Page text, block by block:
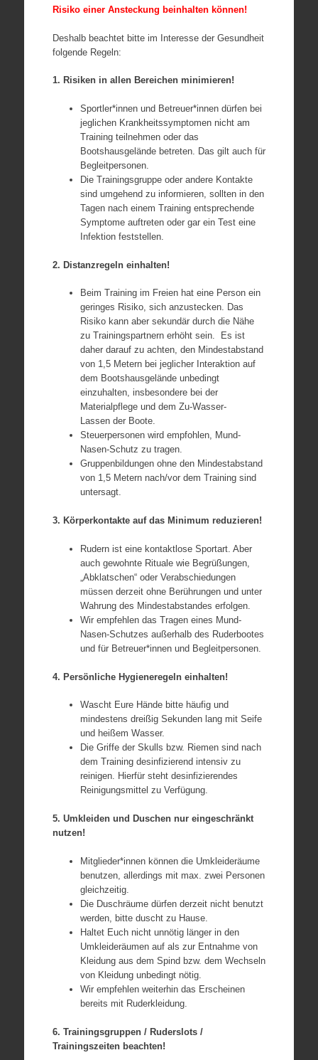
Risiko einer Ansteckung beinhalten können!
Deshalb beachtet bitte im Interesse der Gesundheit
folgende Regeln:
1. Risiken in allen Bereichen minimieren!
Sportler*innen und Betreuer*innen dürfen bei
jeglichen Krankheitssymptomen nicht am
Training teilnehmen oder das
Bootshausgelände betreten. Das gilt auch für
Begleitpersonen.
Die Trainingsgruppe oder andere Kontakte
sind umgehend zu informieren, sollten in den
Tagen nach einem Training entsprechende
Symptome auftreten oder gar ein Test eine
Infektion feststellen.
2. Distanzregeln einhalten!
Beim Training im Freien hat eine Person ein
geringes Risiko, sich anzustecken. Das
Risiko kann aber sekundär durch die Nähe
zu Trainingspartnern erhöht sein. Es ist
daher darauf zu achten, den Mindestabstand
von 1,5 Metern bei jeglicher Interaktion auf
dem Bootshausgelände unbedingt
einzuhalten, insbesondere bei der
Materialpflege und dem Zu-Wasser-
Lassen der Boote.
Steuerpersonen wird empfohlen, Mund-
Nasen-Schutz zu tragen.
Gruppenbildungen ohne den Mindestabstand
von 1,5 Metern nach/vor dem Training sind
untersagt.
3. Körperkontakte auf das Minimum reduzieren!
Rudern ist eine kontaktlose Sportart. Aber
auch gewohnte Rituale wie Begrüßungen,
„Abklatschen“ oder Verabschiedungen
müssen derzeit ohne Berührungen und unter
Wahrung des Mindestabstandes erfolgen.
Wir empfehlen das Tragen eines Mund-
Nasen-Schutzes außerhalb des Ruderbootes
und für Betreuer*innen und Begleitpersonen.
4. Persönliche Hygieneregeln einhalten!
Wascht Eure Hände bitte häufig und
mindestens dreißig Sekunden lang mit Seife
und heißem Wasser.
Die Griffe der Skulls bzw. Riemen sind nach
dem Training desinfizierend intensiv zu
reinigen. Hierfür steht desinfizierendes
Reinigungsmittel zu Verfügung.
5. Umkleiden und Duschen nur eingeschränkt
nutzen!
Mitglieder*innen können die Umkleideräume
benutzen, allerdings mit max. zwei Personen
gleichzeitig.
Die Duschräume dürfen derzeit nicht benutzt
werden, bitte duscht zu Hause.
Haltet Euch nicht unnötig länger in den
Umkleideräumen auf als zur Entnahme von
Kleidung aus dem Spind bzw. dem Wechseln
von Kleidung unbedingt nötig.
Wir empfehlen weiterhin das Erscheinen
bereits mit Ruderkleidung.
6. Trainingsgruppen / Ruderslots /
Trainingszeiten beachten!